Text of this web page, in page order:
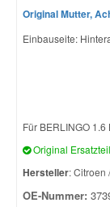
Original Mutter,
Einbauseite:
Für BERLINGO
Original Ersatzteil
Hersteller: Citroen
OE-Nummer:
Toyota